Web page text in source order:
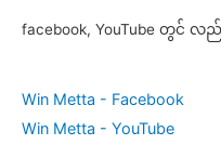
facebook, YouTube တွင် လ
Win Metta - Facebook
Win Metta - YouTube